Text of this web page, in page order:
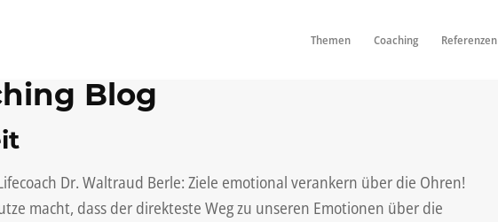
Themen Coaching Referenzen
Blog
Dr. Waltraud Berle: Ziele emotional verankern über die Ohren!
macht, dass der direkteste Weg zu unseren Emotionen über die